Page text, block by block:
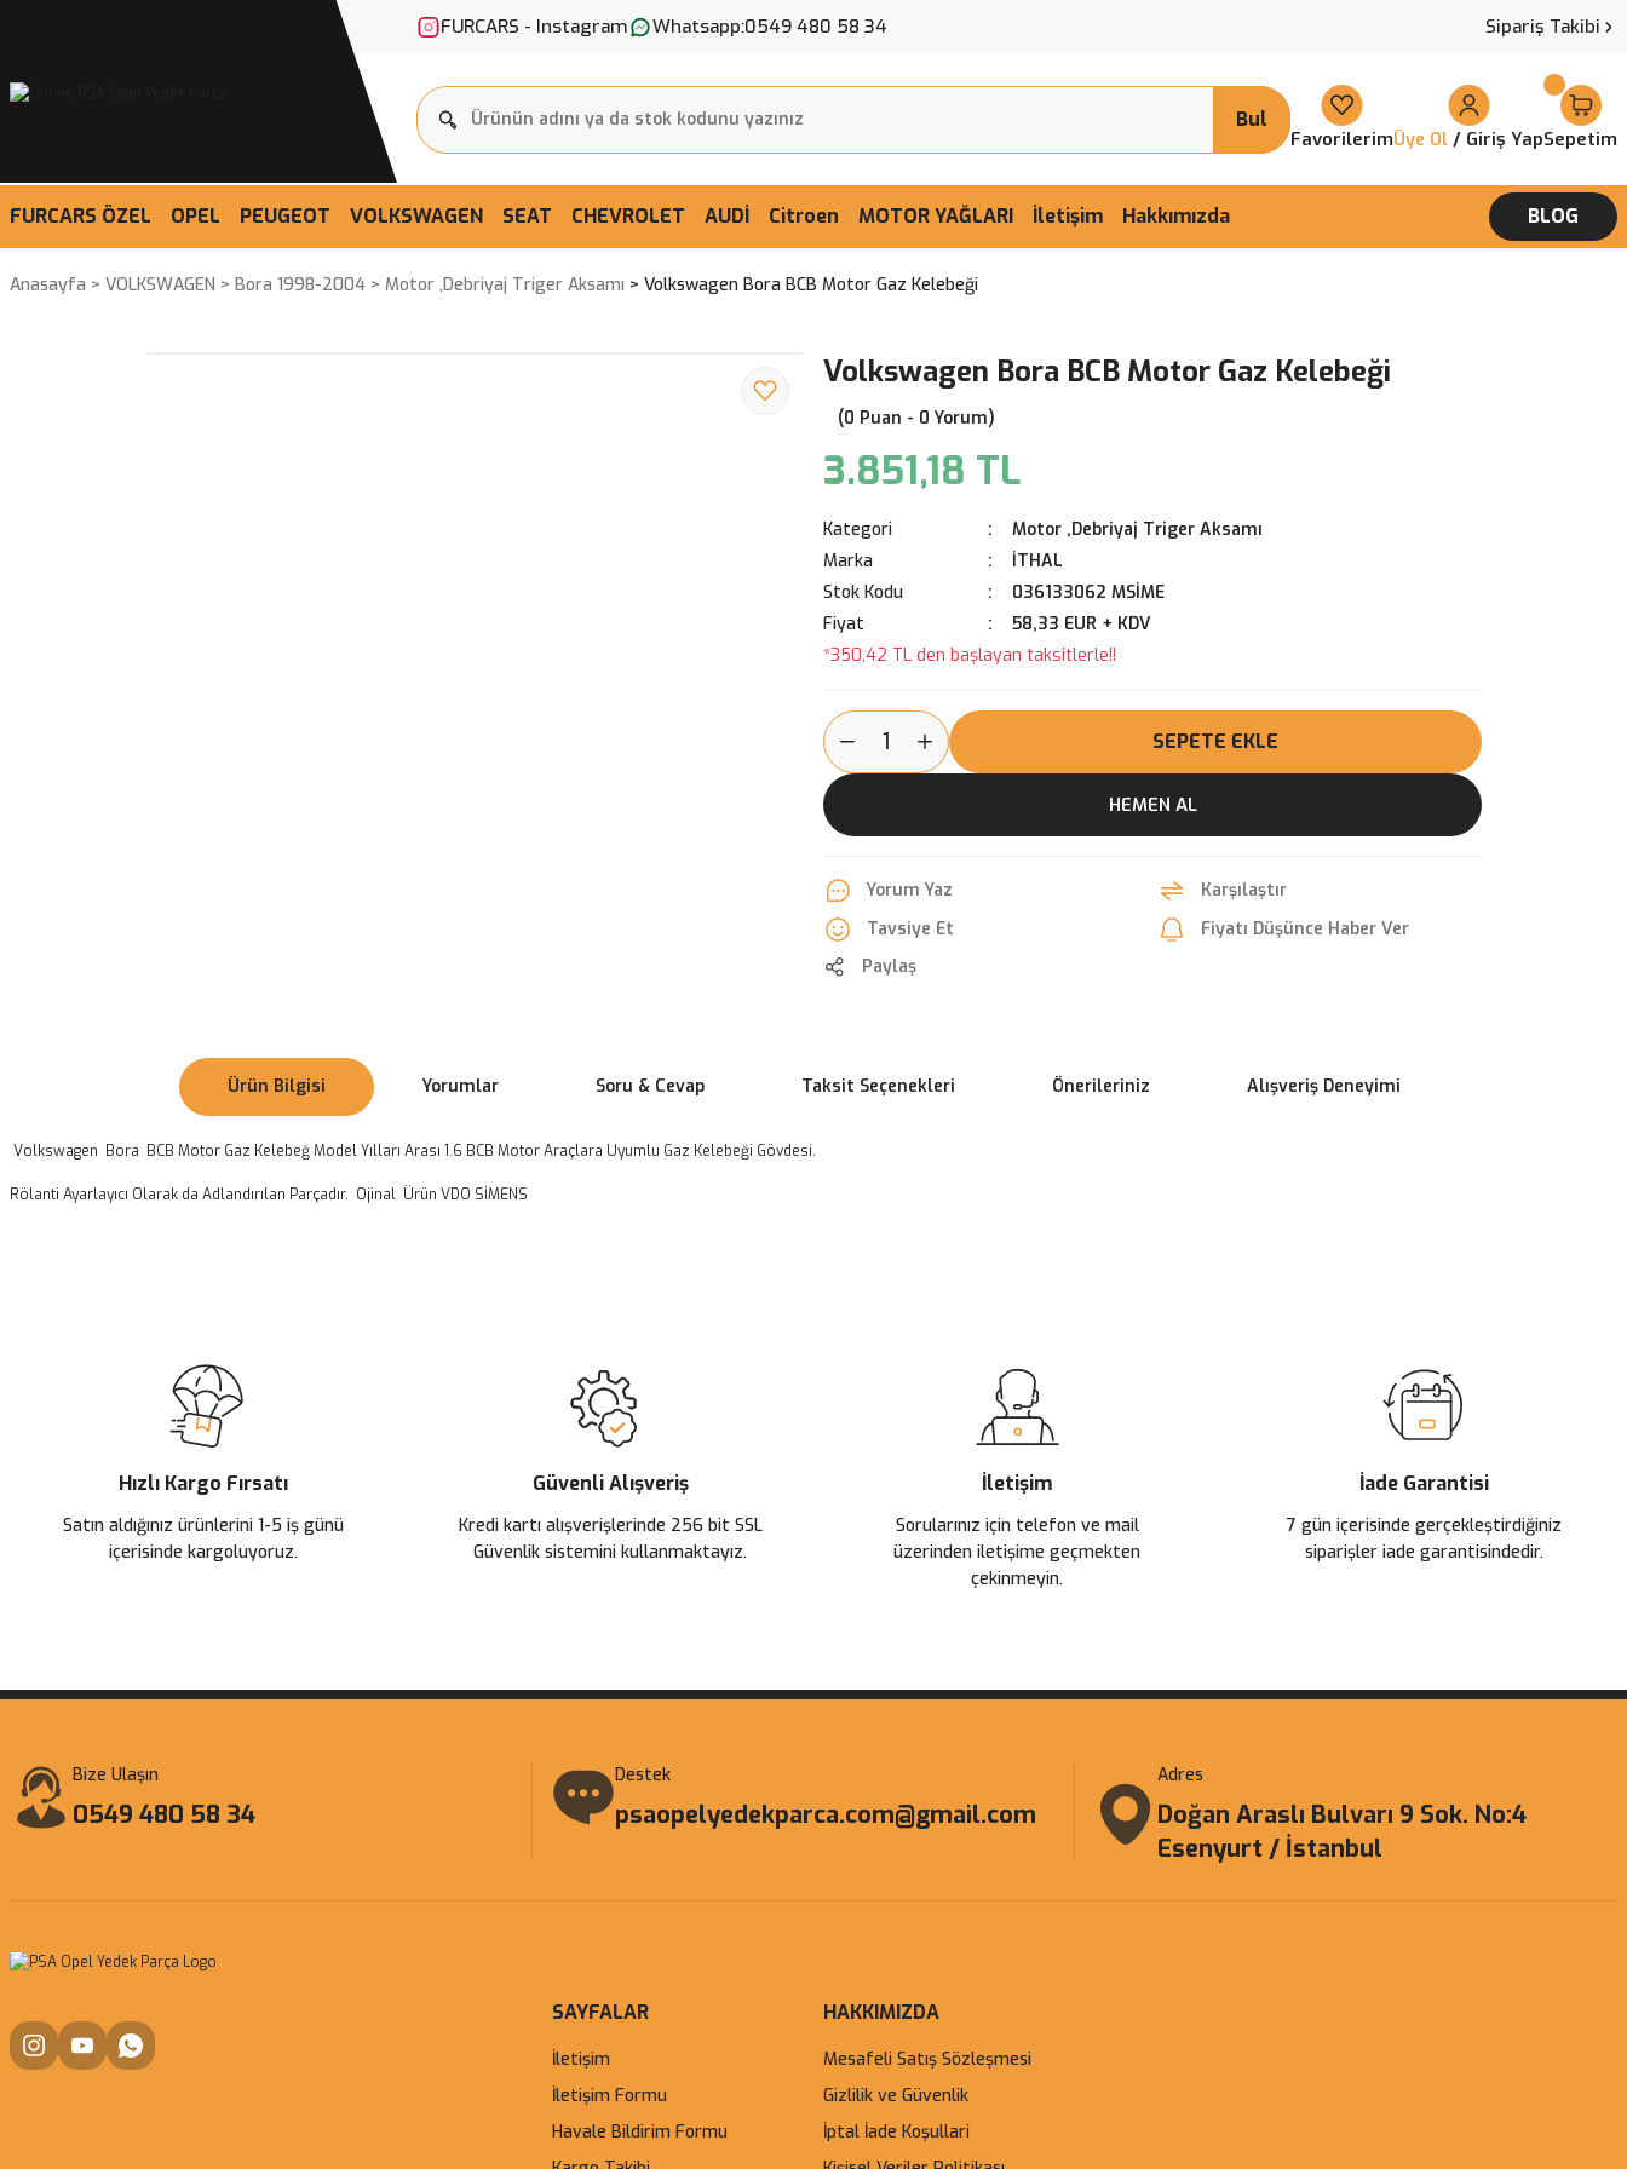
FURCARS - Instagram Whatsapp:0549 480 58 34 Sipariş Takibi
Bul
FavorilerimÜye Ol / Giriş YapSepetim
FURCARS ÖZEL OPEL PEUGEOT VOLKSWAGEN SEAT CHEVROLET AUDİ Citroen MOTOR YAĞLARI İletişim Hakkımızda BLOG
Anasayfa VOLKSWAGEN Bora 1998-2004 Motor ,Debriyaj Triger Aksamı Volkswagen Bora BCB Motor Gaz Kelebeği
Volkswagen Bora BCB Motor Gaz Kelebeği
(0 Puan - 0 Yorum)
3.851,18 TL
Kategori
Motor ,Debriyaj Triger Aksamı
Marka
İTHAL
Stok Kodu
036133062 MSİME
Fiyat
58,33 EUR + KDV
*350,42 TL den başlayan taksitlerle!!
SEPETE EKLE
HEMEN AL
Yorum Yaz
Karşılaştır
Tavsiye Et
Fiyatı Düşünce Haber Ver
Paylaş
Ürün Bilgisi Yorumlar Soru & Cevap Taksit Seçenekleri Önerileriniz Alışveriş Deneyimi
Volkswagen Bora BCB Motor Gaz Kelebeğ Model Yılları Arası 1.6 BCB Motor Araçlara Uyumlu Gaz Kelebeği Gövdesi.
Rölanti Ayarlayıcı Olarak da Adlandırılan Parçadır. Ojinal Ürün VDO SİMENS
Ürün açıklamasında eksik bilgiler bulunuyor.
Ürün bilgilerinde hatalar bulunuyor.
Ürün fiyatı diğer sitelerden daha pahalı.
Bu ürüne benzer farklı alternatifler olmalı.
Hızlı Kargo Fırsatı
Satın aldığınız ürünlerini 1-5 iş günü
içerisinde kargoluyoruz.
Güvenli Alışveriş
Kredi kartı alışverişlerinde 256 bit SSL
Güvenlik sistemini kullanmaktayız.
İletişim
Sorularınız için telefon ve mail
üzerinden iletişime geçmekten
çekinmeyin.
İade Garantisi
7 gün içerisinde gerçekleştirdiğiniz
siparişler iade garantisindedir.
Bize Ulaşın
0549 480 58 34
Destek
psaopelyedekparca.com@gmail.com
Adres
Doğan Araslı Bulvarı 9 Sok. No:4
Esenyurt / İstanbul
SAYFALAR
İletişim
İletişim Formu
Havale Bildirim Formu
HAKKIMIZDA
Mesafeli Satış Sözleşmesi
Gizlilik ve Güvenlik
İptal İade Koşullari